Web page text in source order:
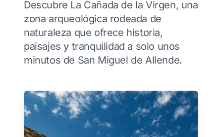
Descubre La Cañada de la Virgen, una
zona arqueológica rodeada de
naturaleza que ofrece historia,
paisajes y tranquilidad a solo unos
minutos de San Miguel de Allende.